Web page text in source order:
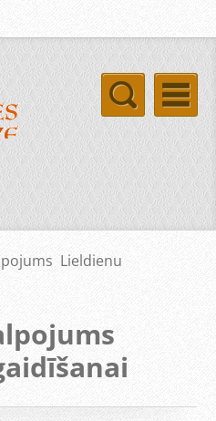
Lieldienu